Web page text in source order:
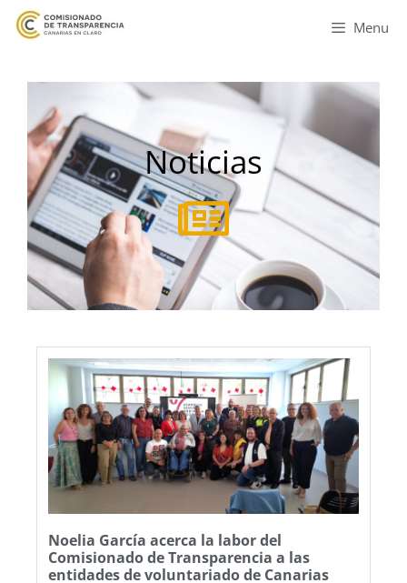
Menu
Noticias
Noelia García acerca la labor del
Comisionado de Transparencia a las
entidades de voluntariado de Canarias